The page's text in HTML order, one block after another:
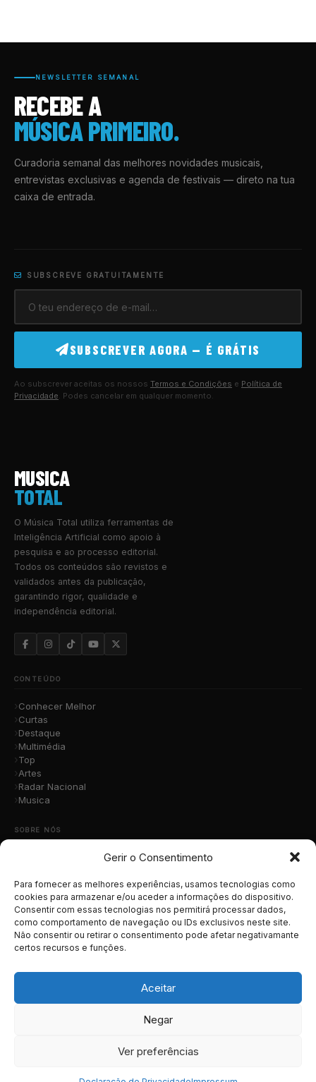
Gerir o Consentimento
Para fornecer as melhores experiências, usamos tecnologias como
cookies para armazenar e/ou aceder a informações do dispositivo.
Consentir com essas tecnologias nos permitirá processar dados,
como comportamento de navegação ou IDs exclusivos neste site.
Não consentir ou retirar o consentimento pode afetar negativamante
certos recursos e funções.
Aceitar
Negar
Ver preferências
NEWSLETTER SEMANAL
RECEBE A
MÚSICA PRIMEIRO.
Curadoria semanal das melhores novidades musicais,
entrevistas exclusivas e agenda de festivais — direto na tua
caixa de entrada.
SUBSCREVE GRATUITAMENTE
SUBSCREVER AGORA — É GRÁTIS
Ao subscrever aceitas os nossos Termos e Condições e Política de
Privacidade. Podes cancelar em qualquer momento.
MUSICA
TOTAL
O Música Total utiliza ferramentas de
Inteligência Artificial como apoio à
pesquisa e ao processo editorial.
Todos os conteúdos são revistos e
validados antes da publicação,
garantindo rigor, qualidade e
independência editorial.
CONTEÚDO
Conhecer Melhor
Curtas
Destaque
Multimédia
Top
Artes
Radar Nacional
Musica
SOBRE NÓS
Contacto
Submete a Tua Música
Publicidade
Apoiar o Projeto